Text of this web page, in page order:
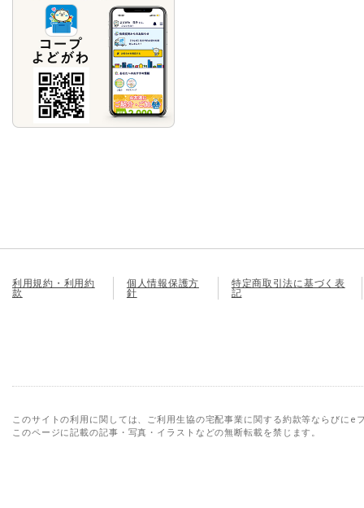
利用規約・利用約
款
個人情報保護方
針
特定商取引法に基づく表
記
このサイトの利用に関しては、ご利用生協の宅配事業に関する約款等ならびにe
このページに記載の記事・写真・イラストなどの無断転載を禁じます。